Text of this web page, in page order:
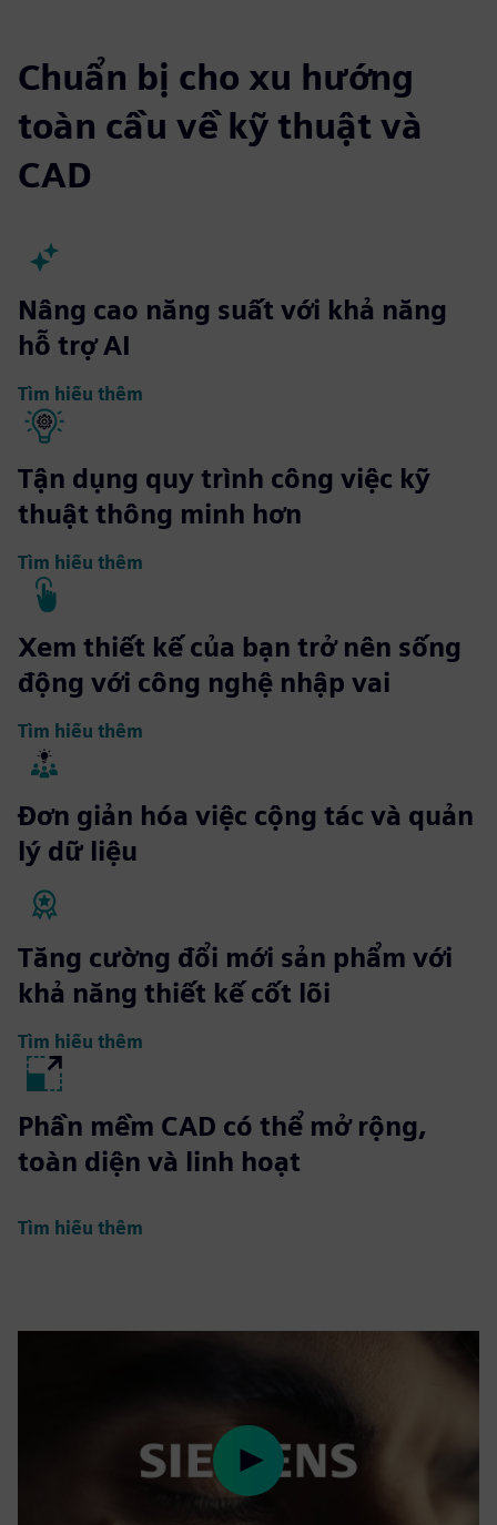
Chuẩn bị cho xu hướng
toàn cầu về kỹ thuật và
CAD
Nâng cao năng suất với khả năng
hỗ trợ AI
Tìm hiểu thêm
Tận dụng quy trình công việc kỹ
thuật thông minh hơn
Tìm hiểu thêm
Xem thiết kế của bạn trở nên sống
động với công nghệ nhập vai
Tìm hiểu thêm
Đơn giản hóa việc cộng tác và quản
lý dữ liệu
Tăng cường đổi mới sản phẩm với
khả năng thiết kế cốt lõi
Tìm hiểu thêm
Phần mềm CAD có thể mở rộng,
toàn diện và linh hoạt
Tìm hiểu thêm
Play